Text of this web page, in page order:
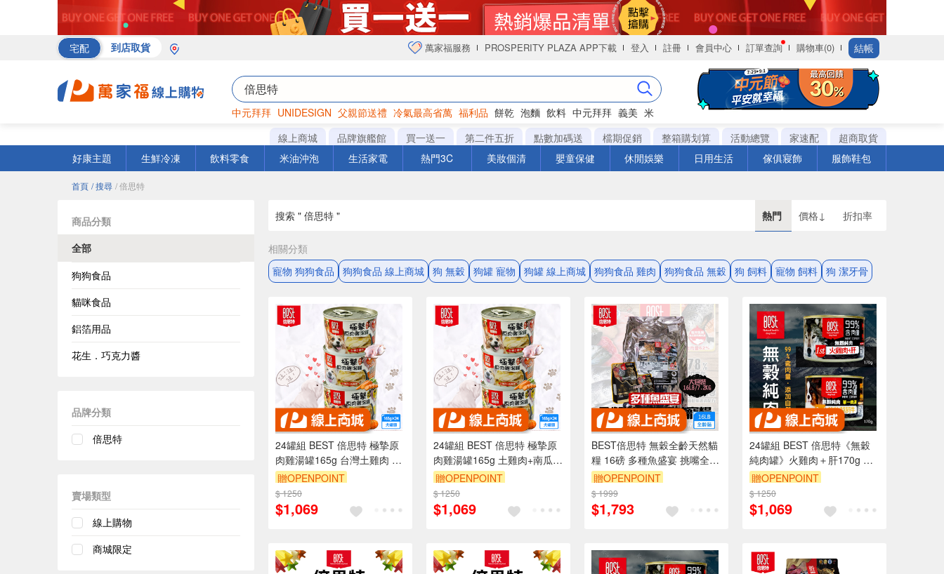
宅配 到店取貨 萬家福服務 PROSPERITY PLAZA APP下載 登入 註冊 會員中心 訂單查詢 購物車(0) 結帳
中元拜拜 UNIDESIGN 父親節送禮 冷氣最高省萬 福利品 餅乾 泡麵 飲料 中元拜拜 義美 米
巧克力 罐頭 衛生紙
線上商城 品牌旗艦館 買一送一 第二件五折 點數加碼送 檔期促銷 整箱購划算 活動總覽 家速配
超商取貨
好康主題
生鮮冷凍 飲料零食 米油沖泡 生活家電 熱門3C 美妝個清 嬰童保健 休閒娛樂 日用生活 傢俱寢飾 服飾鞋包
首頁 / 搜尋 / 倍思特
商品分類
全部
狗狗食品
貓咪食品
鋁箔用品
花生．巧克力醬
品牌分類
倍思特
賣場類型
線上購物
商城限定
搜索 " 倍思特 " 熱門 價格↓ 折扣率
相關分類
寵物 狗狗食品
狗狗食品 線上商城 狗 無穀 狗罐 寵物 狗罐 線上商城 狗狗食品 雞肉 狗狗食品 無穀 狗 飼料 寵物 飼料 狗 潔牙骨
24罐組 BEST 倍思特 極摯原
肉雞湯罐165g 台灣土雞肉 胺
基酸 營養素 膳食纖維 全犬適
用
贈OPENPOINT
$ 1250
$1,069
24罐組 BEST 倍思特 極摯原
肉雞湯罐165g 土雞肉+南瓜
胺基酸 營養素 膳食纖維 全犬
適用
贈OPENPOINT
$ 1250
$1,069
BEST倍思特 無穀全齡天然貓
糧 16磅 多種魚盛宴 挑嘴全齡
貓低敏護膚配方
贈OPENPOINT
$ 1999
$1,793
24罐組 BEST 倍思特《無穀
純肉罐》火雞肉＋肝170g 添
加自然寒天 100%無穀無麩
99%含肉量
贈OPENPOINT
$ 1250
$1,069